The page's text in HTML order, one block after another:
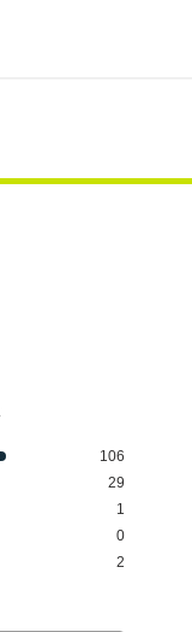
106
29
1
0
2